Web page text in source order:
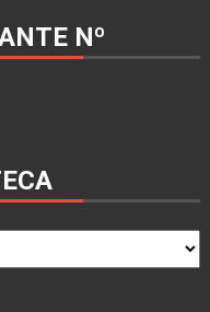
Nº